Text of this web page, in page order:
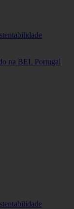
na BEL Portugal